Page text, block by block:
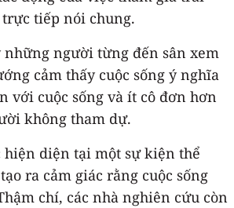
tiếp nói chung.
những người từng đến sân xem
cảm thấy cuộc sống ý nghĩa
với cuộc sống và ít cô đơn hơn
không tham dự.
hiện diện tại một sự kiện thể
ra cảm giác rằng cuộc sống
chí, các nhà nghiên cứu còn